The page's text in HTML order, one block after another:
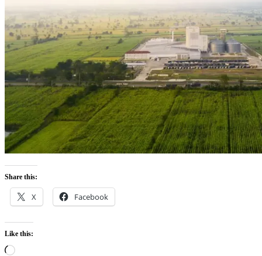
Share this:
X Facebook
Like this:
Loading…